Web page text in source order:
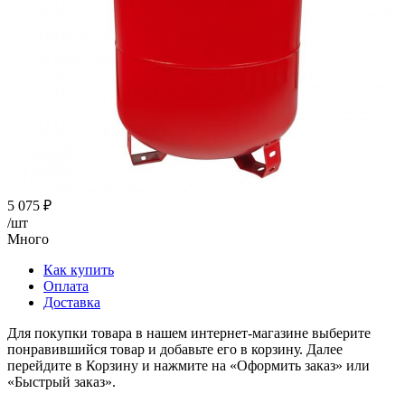
5 075 ₽
/шт
Много
Как купить
Оплата
Доставка
Для покупки товара в нашем интернет-магазине выберите
понравившийся товар и добавьте его в корзину. Далее
перейдите в Корзину и нажмите на «Оформить заказ» или
«Быстрый заказ».